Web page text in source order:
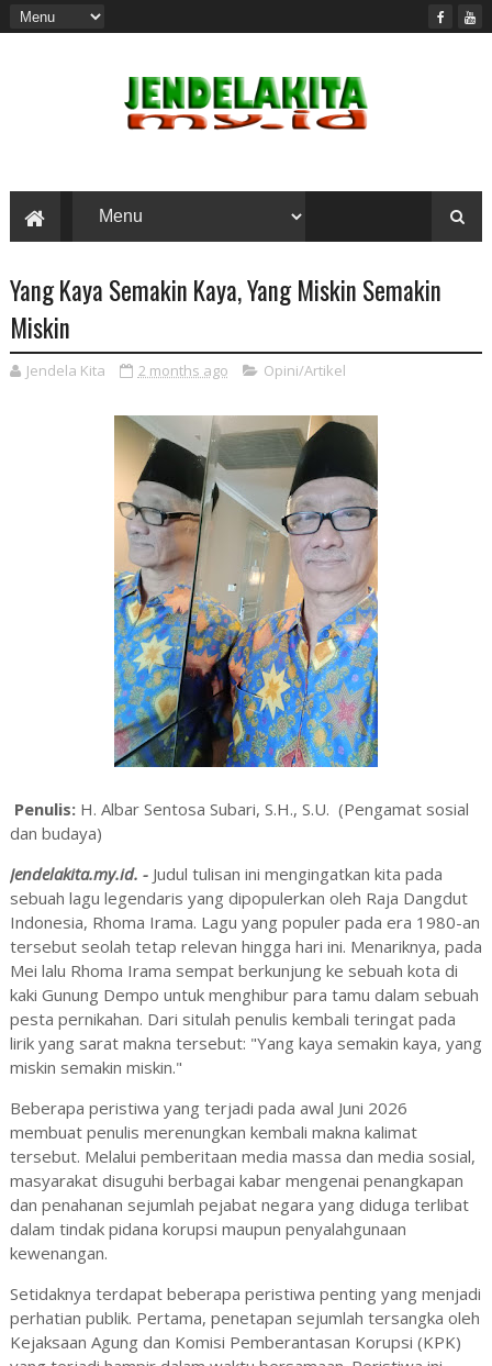
Yang Kaya Semakin Kaya, Yang Miskin Semakin
Miskin
Jendela Kita 2 months ago Opini/Artikel
Penulis:H. Albar Sentosa Subari, S.H., S.U. (Pengamat sosial
dan budaya)
Jendelakita.my.id. -Judul tulisan ini mengingatkan kita pada
sebuah lagu legendaris yang dipopulerkan oleh Raja Dangdut
Indonesia, Rhoma Irama. Lagu yang populer pada era 1980-an
tersebut seolah tetap relevan hingga hari ini. Menariknya, pada
Mei lalu Rhoma Irama sempat berkunjung ke sebuah kota di
kaki Gunung Dempo untuk menghibur para tamu dalam sebuah
pesta pernikahan. Dari situlah penulis kembali teringat pada
lirik yang sarat makna tersebut: "Yang kaya semakin kaya, yang
miskin semakin miskin."
Beberapa peristiwa yang terjadi pada awal Juni 2026
membuat penulis merenungkan kembali makna kalimat
tersebut. Melalui pemberitaan media massa dan media sosial,
masyarakat disuguhi berbagai kabar mengenai penangkapan
dan penahanan sejumlah pejabat negara yang diduga terlibat
dalam tindak pidana korupsi maupun penyalahgunaan
kewenangan.
Setidaknya terdapat beberapa peristiwa penting yang menjadi
perhatian publik. Pertama, penetapan sejumlah tersangka oleh
Kejaksaan Agung dan Komisi Pemberantasan Korupsi (KPK)